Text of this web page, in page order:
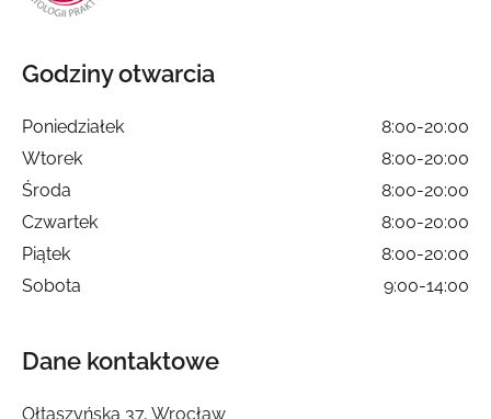
Godziny otwarcia
Poniedziałek
8:00-20:00
Wtorek
8:00-20:00
Środa
8:00-20:00
Czwartek
8:00-20:00
Piątek
8:00-20:00
Sobota
9:00-14:00
Dane kontaktowe
Ołtaszyńska 37, Wrocław